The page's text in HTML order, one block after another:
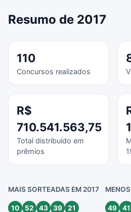
Resumo de 2017
110
Concursos realizados
R$
710.541.563,75
Total distribuído em
prêmios
MAIS SORTEADAS EM 2017
10 52 43 39 21 49 41